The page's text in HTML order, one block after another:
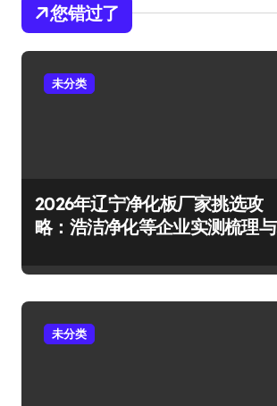
您错过了
未分类
2026年辽宁净化板厂家挑选攻
略：浩洁净化等企业实测梳理与
未分类